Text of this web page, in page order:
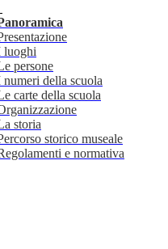
luoghi
persone
numeri della scuola
carte della scuola
storia
storico museale
e normativa